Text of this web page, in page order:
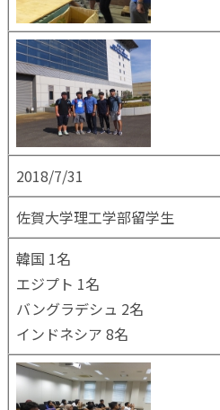
2018/7/31
佐賀大学理工学部留学生
韓国 1名
エジプト 1名
バングラデシュ 2名
インドネシア 8名